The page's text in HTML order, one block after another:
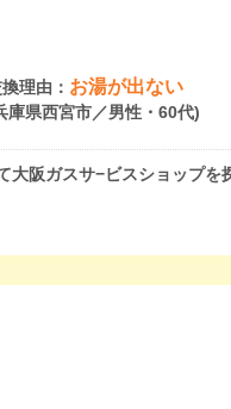
理由： お湯が出ない
庫県西宮市／男性・60代)
阪ガスサ−ビスショップを